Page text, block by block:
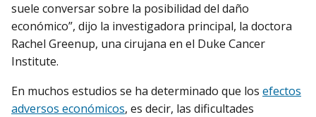
suele conversar sobre la posibilidad del daño
económico”, dijo la investigadora principal, la doctora
Rachel Greenup, una cirujana en el Duke Cancer
Institute.
En muchos estudios se ha determinado que los efectos
adversos económicos, es decir, las dificultades